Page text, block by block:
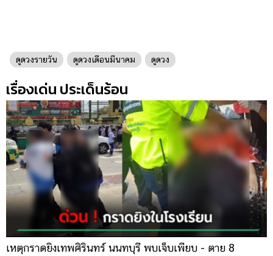
ดูดวงรายวัน ดูดวงเดือนมีนาคม ดูดวง
เรื่องเด่น ประเด็นร้อน
เหตุกราดยิงเทพศิรินทร์ นนทบุรี พบเจ็บเพียบ - ตาย 8